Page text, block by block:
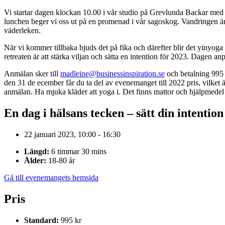
Vi startar dagen klockan 10.00 i vår studio på Grevlunda Backar
lunchen beger vi oss ut på en promenad i vår sagoskog.
väderleken.
När vi kommer tillbaka bjuds det på fika och därefter blir det
retreaten är att stärka viljan och sätta en intention för 2023. Dagen
Anmälan sker till madleine@businessinspiration.se och betalning
den 31 de ecember får du ta del av evenemanget till 2022 pris,
anmälan. Ha mjuka kläder att yoga i. Det finns mattor och
En dag i hälsans tecken – sätt din
22 januari 2023, 10:00 - 16:30
Längd: 6 timmar 30 mins
Ålder: 18-80 år
Gå till evenemangets hemsida
Pris
Standard: 995 kr